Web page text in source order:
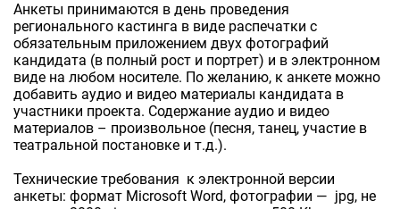
Анкеты принимаются в день проведения
регионального кастинга в виде распечатки с
обязательным приложением двух фотографий
кандидата (в полный рост и портрет) и в электронном
виде на любом носителе. По желанию, к анкете можно
добавить аудио и видео материалы кандидата в
участники проекта. Содержание аудио и видео
материалов – произвольное (песня, танец, участие в
театральной постановке и т.д.).
Технические требования к электронной версии
анкеты: формат Microsoft Word, фотографии — jpg, не